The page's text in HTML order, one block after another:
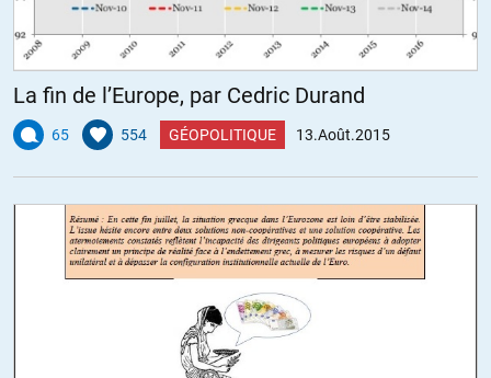
Je profite du post pour renouveler ici la proposition que j’avais faite
pour des recherches en Histoire
(Prof HG Certifié).
+1 ALERTER
La fin de l’Europe, par Cedric Durand
65 554 GÉOPOLITIQUE 13.Août.2015